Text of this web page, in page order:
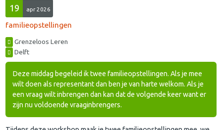
19 apr 2026
familieopstellingen
Grenzeloos Leren
Delft
Deze middag begeleid ik twee familieopstellingen. Als je mee
wilt doen als representant dan ben je van harte welkom. Als je
een vraag wilt inbrengen dan kan dat de volgende keer want er
zijn nu voldoende vraaginbrengers.